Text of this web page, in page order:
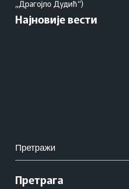
„Драгојло Дудић“)
Најновије вести
Pretraži
za:
Претрага